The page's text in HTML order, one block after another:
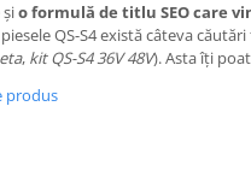
o formulă de titlu SEO care
QS-S4 există câteva
, kit QS-S4 36V 48V). Asta îți
produs